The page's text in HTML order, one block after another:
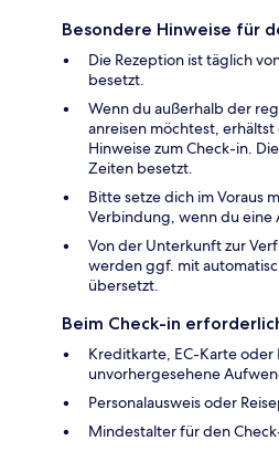
Besondere Hinweise für
Die Rezeption ist täglich
besetzt.
Wenn du außerhalb der
anreisen möchtest,
Hinweise zum Check-in.
Zeiten besetzt.
Bitte setze dich im Voraus
Verbindung, wenn du eine
Von der Unterkunft zur
werden ggf. mit
übersetzt.
Beim Check-in
Kreditkarte, EC-Karte
unvorhergesehene
Personalausweis oder
Mindestalter für den